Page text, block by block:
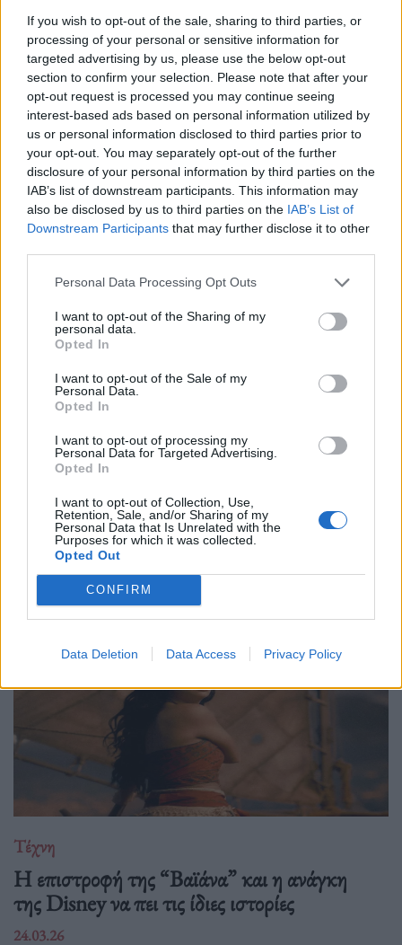
If you wish to opt-out of the sale, sharing to third parties, or
processing of your personal or sensitive information for
targeted advertising by us, please use the below opt-out
section to confirm your selection. Please note that after your
opt-out request is processed you may continue seeing
interest-based ads based on personal information utilized by
us or personal information disclosed to third parties prior to
your opt-out. You may separately opt-out of the further
disclosure of your personal information by third parties on the
IAB’s list of downstream participants. This information may
also be disclosed by us to third parties on the IAB’s List of
Downstream Participants that may further disclose it to other
Personal Data Processing Opt Outs
I want to opt-out of the Sharing of my
personal data.
Opted In
I want to opt-out of the Sale of my
Personal Data.
Opted In
I want to opt-out of processing my
Personal Data for Targeted Advertising.
Opted In
I want to opt-out of Collection, Use,
Retention, Sale, and/or Sharing of my
Personal Data that Is Unrelated with the
Purposes for which it was collected.
Opted Out
CONFIRM
Data Deletion Data Access Privacy Policy
07.07.26
Το "Don’t Look Back in Anger" καταγράφει την επανένωση
των Oasis και την sold-out περιοδεία “Oasis Live
Philip Glass: Παγκόσμια γιορτή για τα 90ά
γενέθλιά του με πρεμιέρα της “Συμφωνίας
Νο. 15: Lincoln”
29.05.26
Ο Philip Glass θα γιορτάσει τα 90ά του γενέθλια στις 31
Ιανουαρίου 2027 με μια πολυετή, διεθνή σειρά εκδηλώσεων
που κορυφώνεται με την παγκόσμια πρεμιέρα της "Συμφωνίας
Νο. 15: Lincoln" και επετειακά
Τέχνη
Η επιστροφή της “Βαϊάνα” και η ανάγκη
της Disney να πει τις ίδιες ιστορίες
24.03.26